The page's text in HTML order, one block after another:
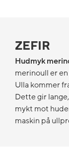
ZEFIR
Hudmyk
merinoull er
Ulla kommer
Dette gir
mykt mot
maskin på